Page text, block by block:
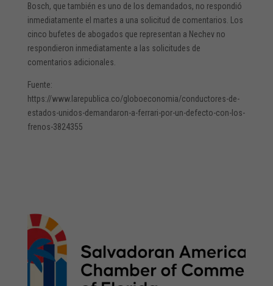
Bosch, que también es uno de los demandados, no respondió
inmediatamente el martes a una solicitud de comentarios. Los
cinco bufetes de abogados que representan a Nechev no
respondieron inmediatamente a las solicitudes de
comentarios adicionales.
Fuente:
https://www.larepublica.co/globoeconomia/conductores-de-
estados-unidos-demandaron-a-ferrari-por-un-defecto-con-los-
frenos-3824355